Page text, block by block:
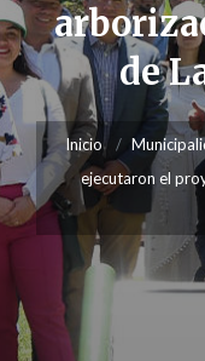
de
Inicio
ejecutaron el